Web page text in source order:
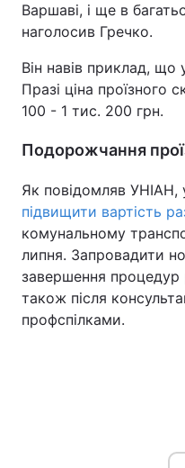
Варшаві, і ще в
наголосив Гречко.
Він навів приклад, що
Празі ціна проїзного
100 - 1 тис. 200 грн.
Подорожчання
Як повідомляв УНІАН,
підвищити вартість
комунальному
липня. Запровадити
завершення процедур
також після
профспілками.